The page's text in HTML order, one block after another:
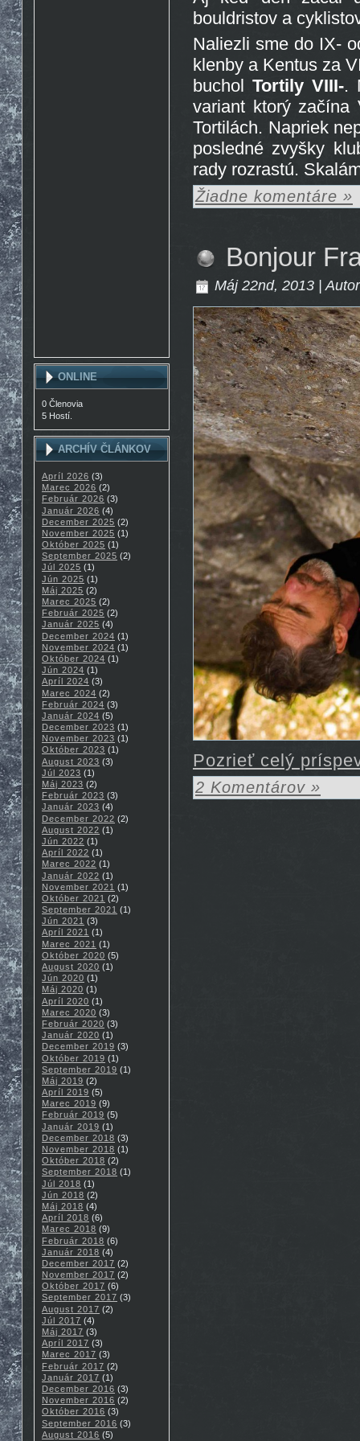
ONLINE
0 Členovia
5 Hostí.
ARCHÍV ČLÁNKOV
Apríl 2026 (3)
Marec 2026 (2)
Február 2026 (3)
Január 2026 (4)
December 2025 (2)
November 2025 (1)
Október 2025 (1)
September 2025 (2)
Júl 2025 (1)
Jún 2025 (1)
Máj 2025 (2)
Marec 2025 (2)
Február 2025 (2)
Január 2025 (4)
December 2024 (1)
November 2024 (1)
Október 2024 (1)
Jún 2024 (1)
Apríl 2024 (3)
Marec 2024 (2)
Február 2024 (3)
Január 2024 (5)
December 2023 (1)
November 2023 (1)
Október 2023 (1)
August 2023 (3)
Júl 2023 (1)
Máj 2023 (2)
Február 2023 (3)
Január 2023 (4)
December 2022 (2)
August 2022 (1)
Jún 2022 (1)
Apríl 2022 (1)
Marec 2022 (1)
Január 2022 (1)
November 2021 (1)
Október 2021 (2)
September 2021 (1)
Jún 2021 (3)
Apríl 2021 (1)
Marec 2021 (1)
Október 2020 (5)
August 2020 (1)
Jún 2020 (1)
Máj 2020 (1)
Apríl 2020 (1)
Marec 2020 (3)
Február 2020 (3)
Január 2020 (1)
December 2019 (3)
Október 2019 (1)
September 2019 (1)
Máj 2019 (2)
Apríl 2019 (5)
Marec 2019 (9)
Február 2019 (5)
Január 2019 (1)
December 2018 (3)
November 2018 (1)
Október 2018 (2)
September 2018 (1)
Júl 2018 (1)
Jún 2018 (2)
Máj 2018 (4)
Apríl 2018 (6)
Marec 2018 (9)
Február 2018 (6)
Január 2018 (4)
December 2017 (2)
November 2017 (2)
Október 2017 (6)
September 2017 (3)
August 2017 (2)
Júl 2017 (4)
Máj 2017 (3)
Apríl 2017 (3)
Marec 2017 (3)
Február 2017 (2)
Január 2017 (1)
December 2016 (3)
November 2016 (2)
Október 2016 (3)
September 2016 (3)
August 2016 (5)
bouldristov a
Naliezli sme do IX-
klenby a Kentus za
buchol Tortily VIII-.
variant ktorý začína
Tortilách. Napriek
posledné zvyšky
rady rozrastú.
Žiadne komentáre »
Bonjour
Máj 22nd, 2013 |
Pozrieť celý
2 Komentárov »